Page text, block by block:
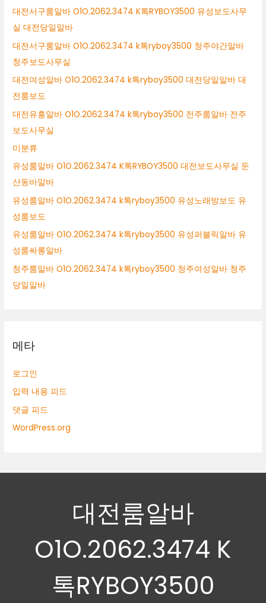
대전서구룸알바 O1O.2062.3474 K톡RYBOY3500 유성보도사무
실 대전당일알바
대전서구룸알바 O1O.2062.3474 k톡ryboy3500 청주야간알바
청주보도사무실
대전여성알바 O1O.2062.3474 k톡ryboy3500 대전당일알바 대
전룸보도
대전유흥알바 O1O.2062.3474 k톡ryboy3500 전주룸알바 전주
보도사무실
미분류
유성룸알바 O1O.2062.3474 K톡RYBOY3500 대전보도사무실 둔
산동바알바
유성룸알바 O1O.2062.3474 k톡ryboy3500 유성노래방보도 유
성룸보도
유성룸알바 O1O.2062.3474 k톡ryboy3500 유성퍼블릭알바 유
성룸싸롱알바
청주룸알바 O1O.2062.3474 k톡ryboy3500 청주여성알바 청주
당일알바
메타
로그인
입력 내용 피드
댓글 피드
WordPress.org
대전룸알바
O1O.2062.3474 K
톡RYBOY3500